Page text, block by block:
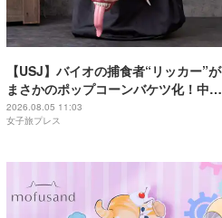
【USJ】バイオの捕食者“リッカー”が
まさかのポップコーンバケツ化！中身
は味噌フレーバー
2026.08.05 11:03
女子旅プレス